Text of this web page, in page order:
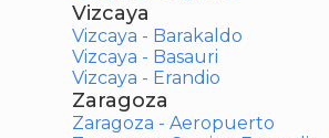
Vizcaya
Vizcaya - Barakaldo
Vizcaya - Basauri
Vizcaya - Erandio
Zaragoza
Zaragoza - Aeropuerto